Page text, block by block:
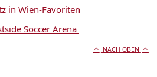
in Wien-Favoriten
Soccer Arena
NACH OBEN